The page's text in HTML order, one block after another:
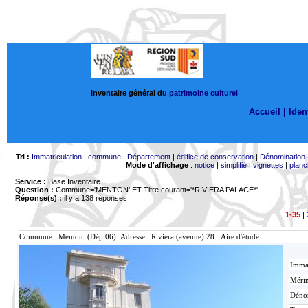
Inventaire général du patrimoine culturel
Accueil |
Tri : Immatriculation| commune| Département| édifice de conservation| Dénomination
Mode d'affichage: notice| simplifié|vignettes |
Service : Base Inventaire
Question : Commune='MENTON' ET Titre courant='*RIVIERA PALACE*'
Réponse(s) :il y a 138 réponses
1-35|
Commune: Menton (Dép.06) Adresse: Riviera (avenue) 28. Aire d'étude: